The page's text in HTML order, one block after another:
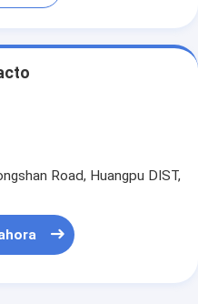
Road, Huangpu DIST,